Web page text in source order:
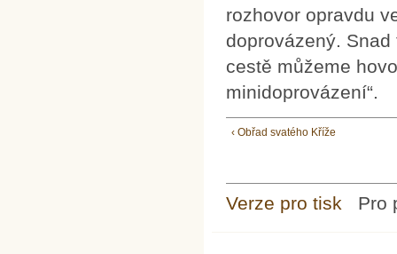
rozhovor opravdu
doprovázený.
cestě můžeme
minidoprovázení“.
‹ Obřad svatého Kříže
Verze pro tisk Pro